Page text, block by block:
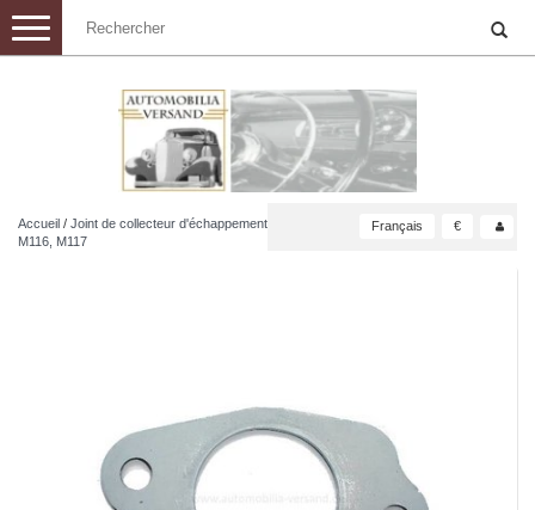
Toggle
navigation
Accueil / Joint de collecteur d'échappement
M116, M117
Français €